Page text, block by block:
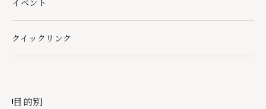
クイックリンク
クイックリンクの下層ページ一覧を開く
目的別